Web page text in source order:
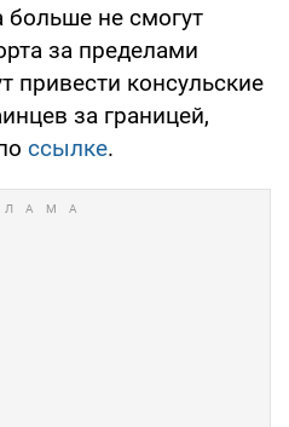
больше не смогут
за пределами
привести консульские
за границей,
ссылке.